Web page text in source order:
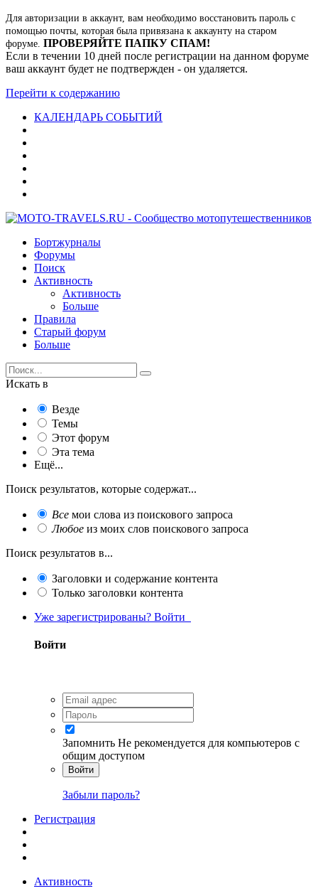
Для авторизации в аккаунт, вам необходимо восстановить пароль с
помощью почты, которая была привязана к аккаунту на старом
форуме. ПРОВЕРЯЙТЕ ПАПКУ СПАМ!
Если в течении 10 дней после регистрации на данном форуме
ваш аккаунт будет не подтвержден - он удаляется.
Перейти к содержанию
КАЛЕНДАРЬ СОБЫТИЙ
Бортжурналы
Форумы
Поиск
Активность
Активность
Больше
Правила
Старый форум
Больше
Искать в
Везде
Темы
Этот форум
Эта тема
Ещё...
Поиск результатов, которые содержат...
Все мои слова из поискового запроса
Любое из моих слов поискового запроса
Поиск результатов в...
Заголовки и содержание контента
Только заголовки контента
Уже зарегистрированы? Войти
Войти
Запомнить Не рекомендуется для компьютеров с
общим доступом
Войти
Забыли пароль?
Регистрация
Активность